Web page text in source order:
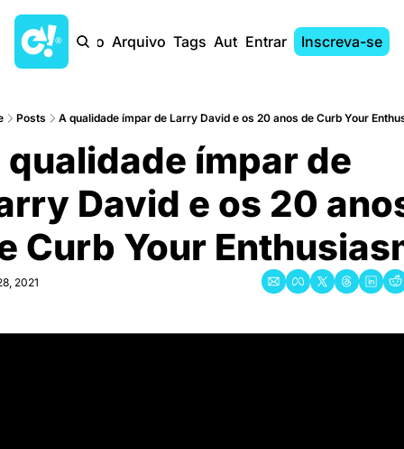
Início Arquivo Tags AutoresEntrar Inscreva-se
Posts A qualidade ímpar de Larry David e os 20 anos de Curb Your
qualidade ímpar de
David e os 20
Curb Your
2021